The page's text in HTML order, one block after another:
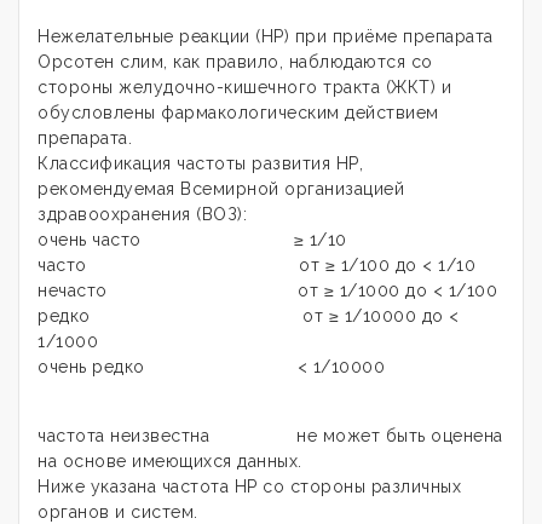
Нежелательные реакции (НР) при приёме препарата
Орсотен слим, как правило, наблюдаются со
стороны желудочно-кишечного тракта (ЖКТ) и
обусловлены фармакологическим действием
препарата.
Классификация частоты развития НР,
рекомендуемая Всемирной организацией
здравоохранения (ВОЗ):
очень часто ≥ 1/10
часто от ≥ 1/100 до < 1/10
нечасто от ≥ 1/1000 до < 1/100
редко от ≥ 1/10000 до <
1/1000
очень редко < 1/10000
частота неизвестна не может быть оценена
на основе имеющихся данных.
Ниже указана частота НР со стороны различных
органов и систем.